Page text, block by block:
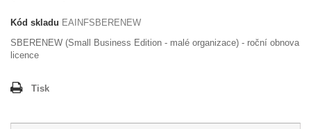
Kód skladu EAINFSBERENEW
SBERENEW (Small Business Edition - malé organizace) - roční obnova
licence
Tisk